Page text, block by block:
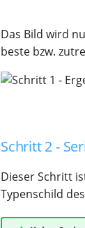
Das Bild wird
beste bzw.
Schritt 2 -
Dieser Schritt
Typenschild